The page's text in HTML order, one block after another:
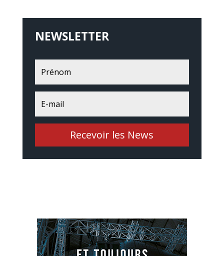
NEWSLETTER
Recevoir les News